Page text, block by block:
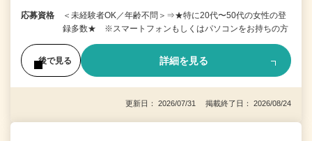
応募資格
＜未経験者OK／年齢不問＞⇒★特に20代〜50代の女性の登
録多数★ ※スマートフォンもしくはパソコンをお持ちの方
後で見る 詳細を見る
更新日： 2026/07/31 掲載終了日： 2026/08/24